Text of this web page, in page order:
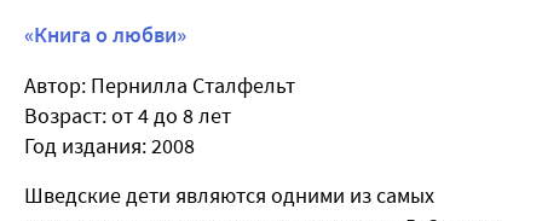
«Книга о любви»
Автор: Пернилла Сталфельт
Возраст: от 4 до 8 лет
Год издания: 2008
Шведские дети являются одними из самых